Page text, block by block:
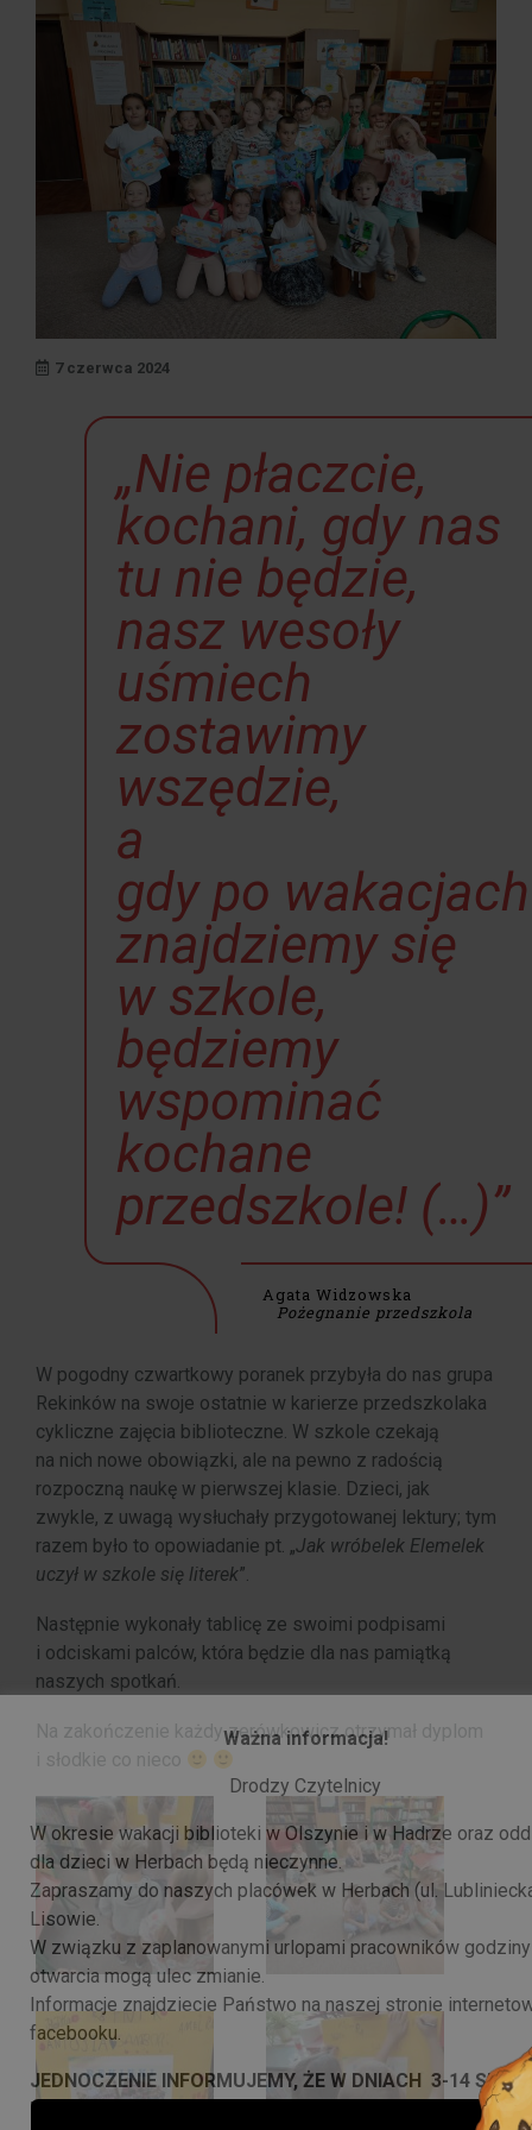
7 czerwca 2024
„Nie płaczcie,
kochani, gdy nas
tu nie będzie,
nasz wesoły
uśmiech
zostawimy
wszędzie,
a
gdy po wakacjach
znajdziemy się
w szkole,
będziemy
wspominać
kochane
przedszkole! (…)”
Agata Widzowska
Pożegnanie przedszkola
W pogodny czwartkowy poranek przybyła do nas grupa
Rekinków na swoje ostatnie w karierze przedszkolaka
cykliczne zajęcia biblioteczne. W szkole czekają
na nich nowe obowiązki, ale na pewno z radością
rozpoczną naukę w pierwszej klasie. Dzieci, jak
zwykle, z uwagą wysłuchały przygotowanej lektury; tym
razem było to opowiadanie pt. „Jak wróbelek Elemelek
uczył w szkole się literek”.
Następnie wykonały tablicę ze swoimi podpisami
i odciskami palców, która będzie dla nas pamiątką
naszych spotkań.
Na zakończenie każdy zerówkowicz otrzymał dyplom
i słodkie co nieco
Ważna informacja!
Drodzy Czytelnicy
W okresie wakacji biblioteki w Olszynie i w Hadrze oraz
dla dzieci w Herbach będą nieczynne.
Zapraszamy do naszych placówek w Herbach (ul.
Lisowie.
W związku z zaplanowanymi urlopami pracowników godziny
otwarcia mogą ulec zmianie.
Informacje znajdziecie Państwo na naszej stronie
facebooku.
JEDNOCZENIE INFORMUJEMY, ŻE W DNIACH 3-14
BR. BIBLIOTEKA W HERBACH PRZY UL. LUBLINIECKIEJ